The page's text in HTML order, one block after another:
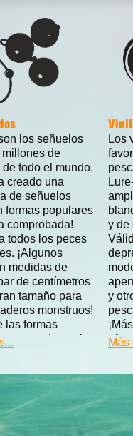
los señuelos
de
todo el mundo.
creado una
de señuelos
formas populares
comprobada!
todos los peces
¡Algunos
medidas de
de centímetros
tamaño para
monstruos!
las formas
apostado por la
y biodegradables!!!
efectividad
y contienen
de sal!
Los
y de
y
gran
Más